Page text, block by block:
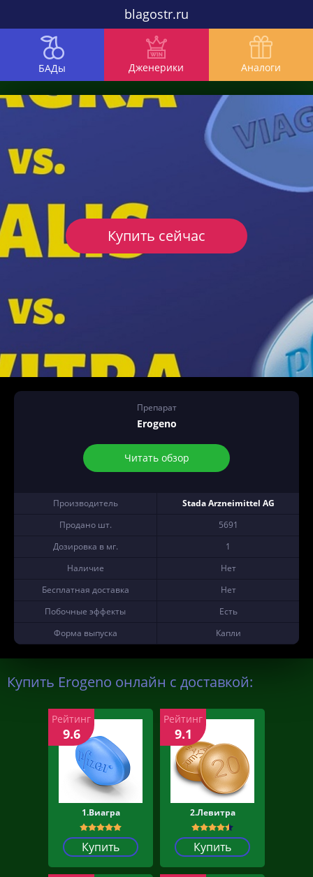
blagostr.ru
БАДы Дженерики Аналоги
Препарат
Erogeno
Читать обзор
Производитель
Stada Arzneimittel AG
Продано шт.
5691
Дозировка в мг.
1
Наличие
Нет
Бесплатная доставка
Нет
Побочные эффекты
Есть
Форма выпуска
Капли
Купить сейчас
Купить Erogeno онлайн с доставкой:
1.Виагра
Купить
Рейтинг
9.6
2.Левитра
Купить
Рейтинг
9.1